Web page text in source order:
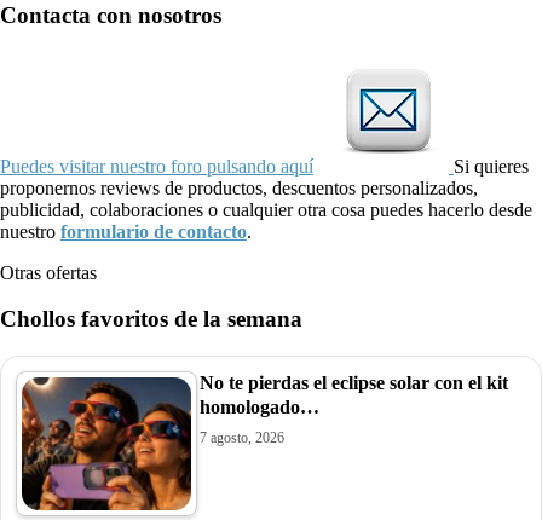
Contacta con nosotros
Puedes visitar nuestro foro pulsando aquí
Si quieres
proponernos reviews de productos, descuentos personalizados,
publicidad, colaboraciones o cualquier otra cosa puedes hacerlo desde
nuestro formulario de contacto.
Otras ofertas
Chollos favoritos de la semana
No te pierdas el eclipse solar con el kit
homologado…
7 agosto, 2026